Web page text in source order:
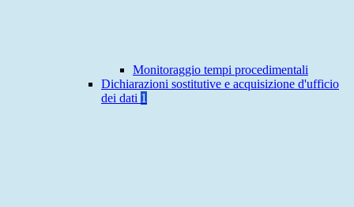
Monitoraggio tempi procedimentali
Dichiarazioni sostitutive e acquisizione d'ufficio
dei dati 1